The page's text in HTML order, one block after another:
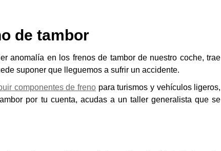
de tambor
anomalía en los frenos de tambor de nuestro coche, trae
suponer que lleguemos a sufrir un accidente.
componentes de frenopara turismos y vehículos ligeros,
por tu cuenta, acudas a un taller generalista que se